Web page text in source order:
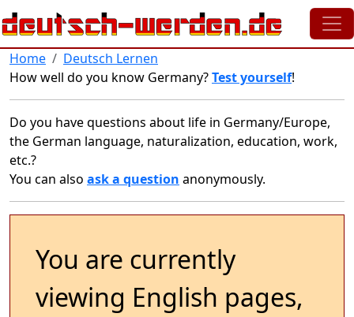
Skip to main content
Home
Deutsch Lernen
How well do you know Germany?Test yourself!
Do you have questions about life in Germany/Europe,
the German language, naturalization, education, work,
etc.?
You can also ask a question anonymously.
You are currently
viewing English pages,